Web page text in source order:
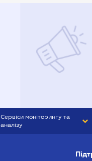
Сервіси моніторингу та
аналізу